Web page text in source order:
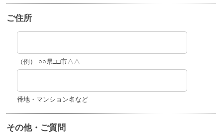
ご住所
（例） ○○県□□市△△
番地・マンション名など
その他・ご質問